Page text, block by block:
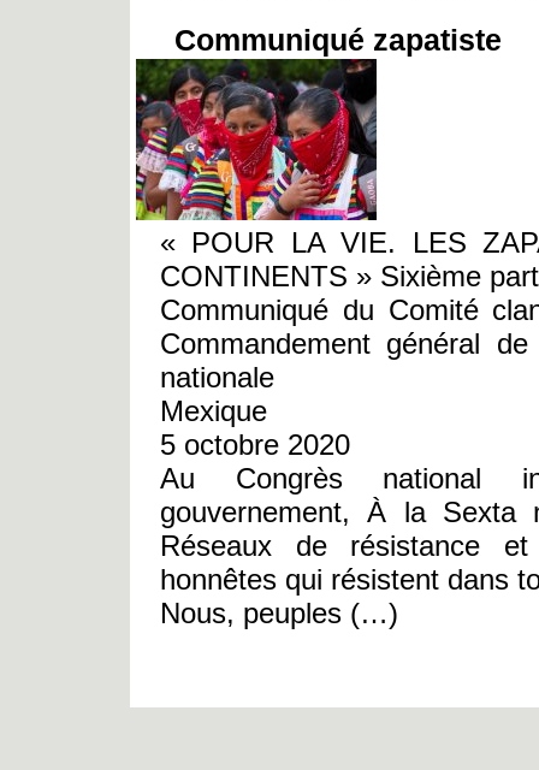
Communiqué zapatiste
« POUR LA VIE. LES
CONTINENTS » Sixième
Communiqué du Comité
Commandement général
nationale
Mexique
5 octobre 2020
Au Congrès national
gouvernement, À la Sexta
Réseaux de résistance
honnêtes qui résistent dans
Nous, peuples (…)